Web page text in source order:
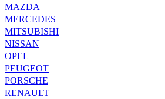
MAZDA
MERCEDES
MITSUBISHI
NISSAN
OPEL
PEUGEOT
PORSCHE
RENAULT